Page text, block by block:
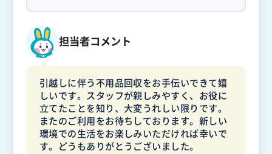
担当者コメント
引越しに伴う不用品回収をお手伝いできて嬉
しいです。スタッフが親しみやすく、お役に
立てたことを知り、大変うれしい限りです。
またのご利用をお待ちしております。新しい
環境での生活をお楽しみいただければ幸いで
す。どうもありがとうございました。